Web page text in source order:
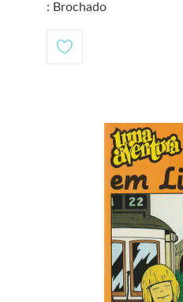
: Brochado